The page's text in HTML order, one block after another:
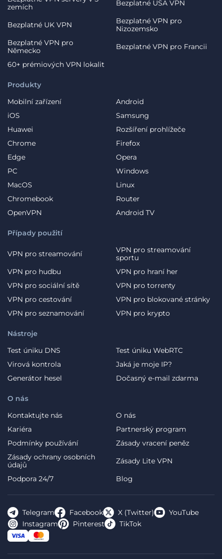
Produkty
Mobilní zařízení
Android
iOS
Samsung
Huawei
Rozšíření prohlížeče
Chrome
Firefox
Edge
Opera
PC
Windows
MacOS
Linux
Chromebook
Router
OpenVPN
Android TV
Případy použití
VPN pro streamování
VPN pro streamování
sportu
VPN pro hudbu
VPN pro hraní her
VPN pro sociální sítě
VPN pro torrenty
VPN pro cestování
VPN pro blokované stránky
VPN pro seznamování
VPN pro krypto
O nás
Kontaktujte nás
O nás
Kariéra
Partnerský program
Podmínky používání
Zásady vracení peněz
Zásady ochrany osobních
údajů
Zásady Lite VPN
Podpora 24/7
Blog
zemích
Bezplatné USA VPN
Bezplatné UK VPN
Bezplatné VPN pro
Nizozemsko
Bezplatné VPN pro
Německo
Bezplatné VPN pro Francii
60+ prémiových VPN lokalit
Nástroje
Test úniku DNS
Test úniku WebRTC
Virová kontrola
Jaká je moje IP?
Generátor hesel
Dočasný e-mail zdarma
Telegram Facebook X (Twitter)
YouTube
Instagram
Pinterest TikTok